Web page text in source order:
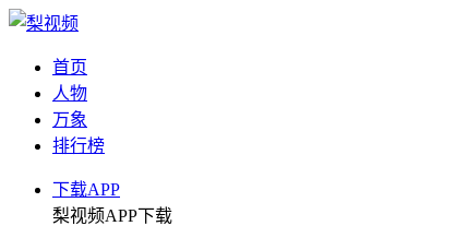
首页
人物
万象
排行榜
下载APP
梨视频APP下载